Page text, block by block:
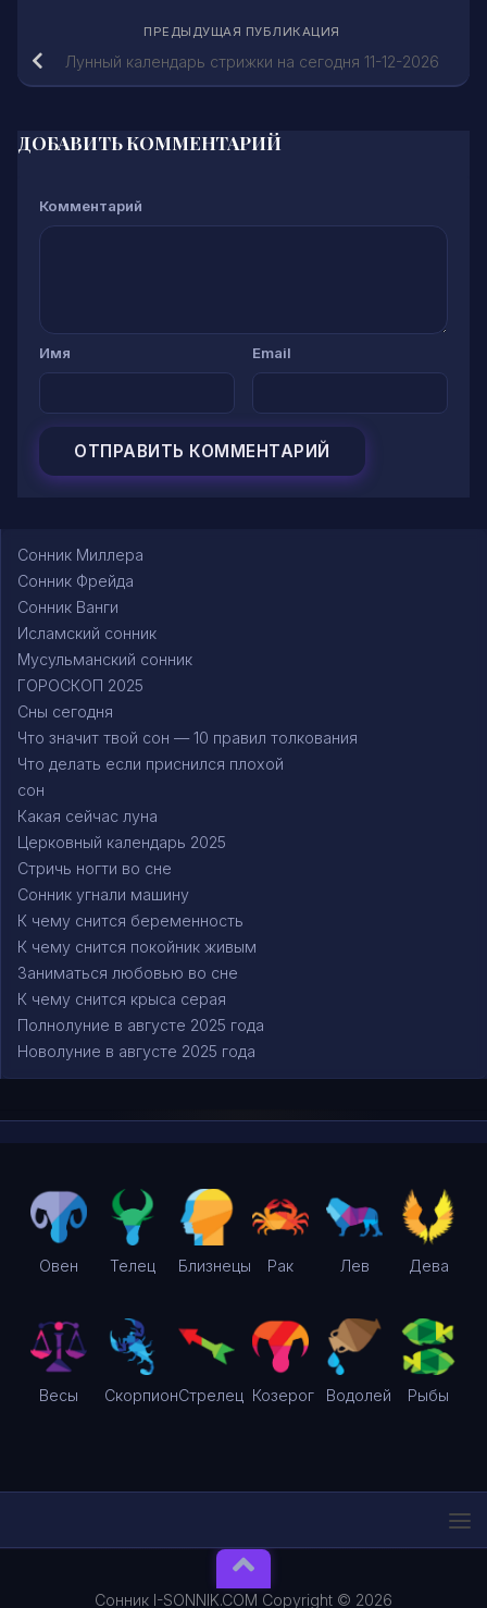
ПРЕДЫДУЩАЯ ПУБЛИКАЦИЯ
Лунный календарь стрижки на сегодня 11-12-2026
ДОБАВИТЬ КОММЕНТАРИЙ
Комментарий
Имя Email
Сонник Миллера
Сонник Фрейда
Сонник Ванги
Исламский сонник
Мусульманский сонник
ГОРОСКОП 2025
Сны сегодня
Что значит твой сон — 10 правил толкования
Что делать если приснился плохой
сон
Какая сейчас луна
Церковный календарь 2025
Стричь ногти во сне
Сонник угнали машину
К чему снится беременность
К чему снится покойник живым
Заниматься любовью во сне
К чему снится крыса серая
Полнолуние в августе 2025 года
Новолуние в августе 2025 года
Овен Телец Близнецы Рак Лев Дева
Весы СкорпионСтрелец Козерог Водолей Рыбы
Сонник I-SONNIK.COM Copyright © 2026